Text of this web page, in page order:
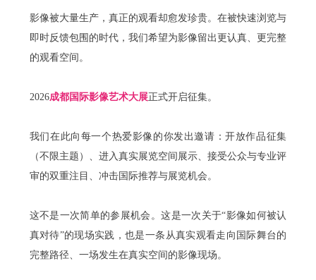
影像被大量生产，真正的观看却愈发珍贵。在被快速浏览与
即时反馈包围的时代，我们希望为影像留出更认真、更完整
的观看空间。
2026成都国际影像艺术大展正式开启征集。
我们在此向每一个热爱影像的你发出邀请：开放作品征集
（不限主题）、进入真实展览空间展示、接受公众与专业评
审的双重注目、冲击国际推荐与展览机会。
这不是一次简单的参展机会。这是一次关于“影像如何被认
真对待”的现场实践，也是一条从真实观看走向国际舞台的
完整路径、 一场发生在真实空间的影像现场。